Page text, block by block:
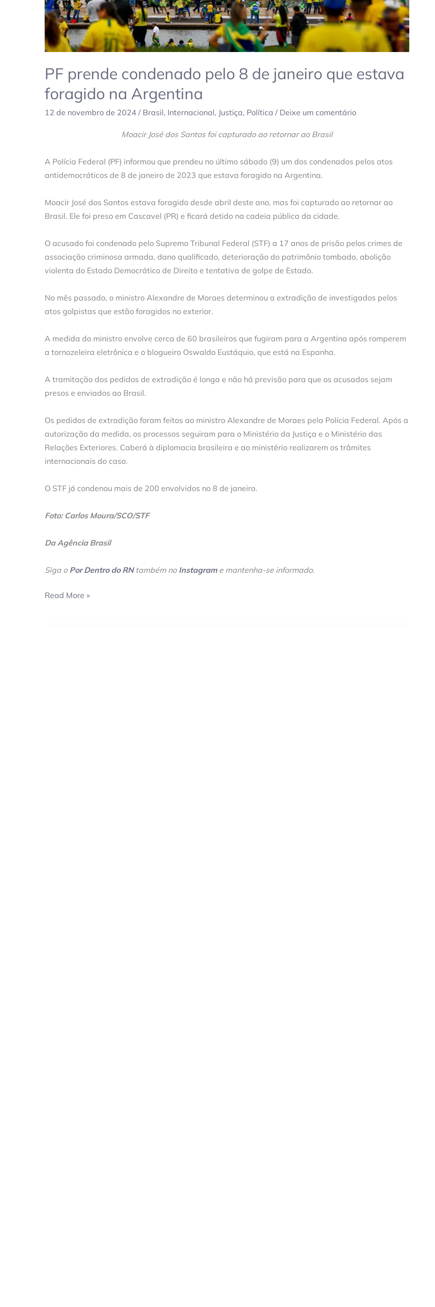
PF prende condenado pelo 8 de janeiro que estava
foragido na Argentina
12 de novembro de 2024 / Brasil, Internacional, Justiça, Política / Deixe um comentário
Moacir José dos Santos foi capturado ao retornar ao Brasil
A Polícia Federal (PF) informou que prendeu no último sábado (9) um dos condenados pelos atos
antidemocráticos de 8 de janeiro de 2023 que estava foragido na Argentina.
Moacir José dos Santos estava foragido desde abril deste ano, mas foi capturado ao retornar ao
Brasil. Ele foi preso em Cascavel (PR) e ficará detido na cadeia pública da cidade.
O acusado foi condenado pelo Supremo Tribunal Federal (STF) a 17 anos de prisão pelos crimes de
associação criminosa armada, dano qualificado, deterioração do patrimônio tombado, abolição
violenta do Estado Democrático de Direito e tentativa de golpe de Estado.
No mês passado, o ministro Alexandre de Moraes determinou a extradição de investigados pelos
atos golpistas que estão foragidos no exterior.
A medida do ministro envolve cerca de 60 brasileiros que fugiram para a Argentina após romperem
a tornozeleira eletrônica e o blogueiro Oswaldo Eustáquio, que está na Espanha.
A tramitação dos pedidos de extradição é longa e não há previsão para que os acusados sejam
presos e enviados ao Brasil.
Os pedidos de extradição foram feitos ao ministro Alexandre de Moraes pela Polícia Federal. Após a
autorização da medida, os processos seguiram para o Ministério da Justiça e o Ministério das
Relações Exteriores. Caberá à diplomacia brasileira e ao ministério realizarem os trâmites
internacionais do caso.
O STF já condenou mais de 200 envolvidos no 8 de janeiro.
Foto: Carlos Moura/SCO/STF
Da Agência Brasil
Siga o Por Dentro do RNtambém no Instagrame mantenha-se informado.
Read More »